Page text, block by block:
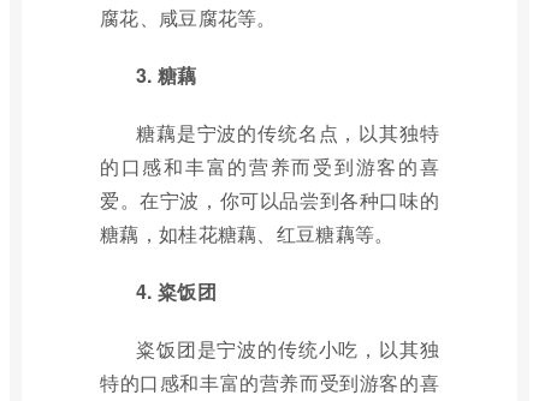
腐花、咸豆腐花等。
3. 糖藕
糖藕是宁波的传统名点，以其独特
的口感和丰富的营养而受到游客的喜
爱。在宁波，你可以品尝到各种口味的
糖藕，如桂花糖藕、红豆糖藕等。
4. 粢饭团
粢饭团是宁波的传统小吃，以其独
特的口感和丰富的营养而受到游客的喜